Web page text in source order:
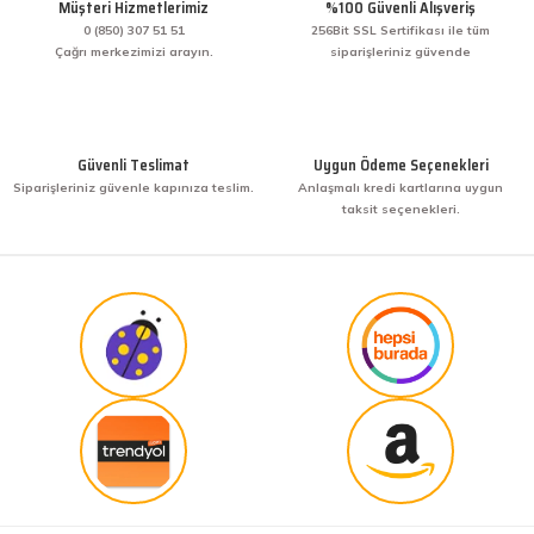
veriş yaptım. İşine sahip çıkmak ve işini hakkıyla
yapmak diye buna derim. harikasınız. paketleme,
hızlı teslimat ve güvenirlik ne derseniz var.
veriş yaptım. İşine sahip çıkmak ve işini hakkıyla
hızlı teslimat ve güvenirlik ne derseniz var.
K... G... | 09/10/2025
Uygun fiyat,kaliteli ürün
Osman Bilge | 20/06/2025
Kalın misina ile uyumlumudur
Müşteri Hizmetlerimiz
0 (850) 307 51 51
Çağrı merkezimizi arayın.
%100 Güvenli Alışveriş
256Bit SSL Sertifikası ile tüm
siparişleriniz güvende
Güvenli Teslimat
Siparişleriniz güvenle kapınıza teslim.
Uygun Ödeme Seçenekleri
Anlaşmalı kredi kartlarına uygun
taksit seçenekleri.